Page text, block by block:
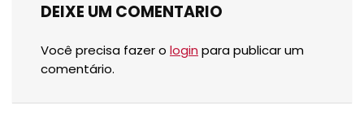
DEIXE UM COMENTARIO
Você precisa fazer o login para publicar um
comentário.